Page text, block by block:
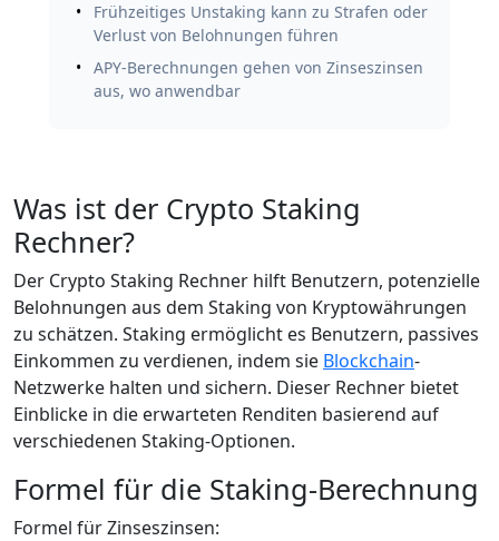
Frühzeitiges Unstaking kann zu Strafen oder
Verlust von Belohnungen führen
APY-Berechnungen gehen von Zinseszinsen
aus, wo anwendbar
Was ist der Crypto Staking
Rechner?
Der Crypto Staking Rechner hilft Benutzern, potenzielle
Belohnungen aus dem Staking von Kryptowährungen
zu schätzen. Staking ermöglicht es Benutzern, passives
Einkommen zu verdienen, indem sie Blockchain-
Netzwerke halten und sichern. Dieser Rechner bietet
Einblicke in die erwarteten Renditen basierend auf
verschiedenen Staking-Optionen.
Formel für die Staking-Berechnung
Formel für Zinseszinsen: